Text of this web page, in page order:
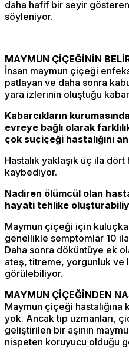
daha hafif bir seyir
söyleniyor.
MAYMUN ÇİÇEĞİNİN
İnsan maymun çiçeği
patlayan ve daha sonra
yara izlerinin oluştuğu
Kabarcıkların
evreye bağlı olarak
çok suçiçeği hastalığını
Hastalık yaklaşık üç ila
kaybediyor.
Nadiren ölümcül olan
hayati tehlike
Maymun çiçeği için
genellikle semptomlar 10
Daha sonra döküntüye ek
ateş, titreme, yorgunluk ve
görülebiliyor.
MAYMUN ÇİÇEĞİNDEN
Maymun çiçeği hastalığına
yok. Ancak tıp uzmanları,
geliştirilen bir aşının
nispeten koruyucu olduğu